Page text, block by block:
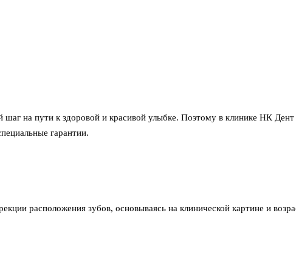
на пути к здоровой и красивой улыбке. Поэтому в клинике НК
гарантии.
расположения зубов, основываясь на клинической картине и